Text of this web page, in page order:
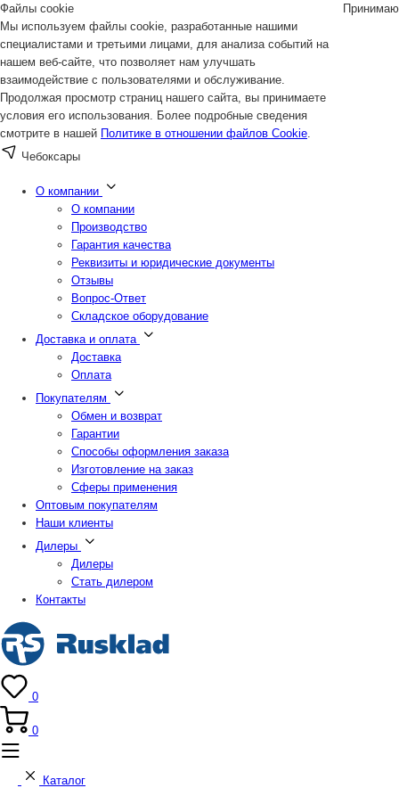
Файлы cookie
Мы используем файлы cookie, разработанные нашими
специалистами и третьими лицами, для анализа событий на
нашем веб-сайте, что позволяет нам улучшать
взаимодействие с пользователями и обслуживание.
Продолжая просмотр страниц нашего сайта, вы принимаете
условия его использования. Более подробные сведения
смотрите в нашей Политике в отношении файлов Cookie.
Принимаю
Чебоксары
О компании
О компании
Производство
Гарантия качества
Реквизиты и юридические документы
Отзывы
Вопрос-Ответ
Складское оборудование
Доставка и оплата
Доставка
Оплата
Покупателям
Обмен и возврат
Гарантии
Способы оформления заказа
Изготовление на заказ
Сферы применения
Оптовым покупателям
Наши клиенты
Дилеры
Дилеры
Стать дилером
Контакты
0
0
Каталог